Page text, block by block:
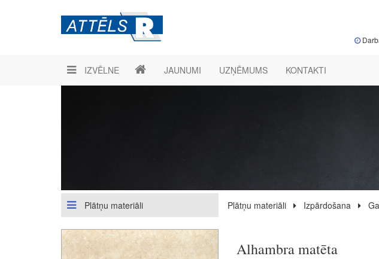
IZVĒLNE JAUNUMI UZŅĒMUMS KONTAKTI
Plātņu materiāli Plātņu materiāli Izpārdošana
Alhambra matēta